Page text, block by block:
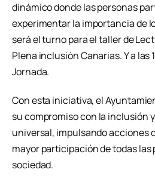
dinámico donde las personas
experimentar la importancia de
será el turno para el taller de
Plena inclusión Canarias. Y a las
Jornada.
Con esta iniciativa, el
su compromiso con la inclusión
universal, impulsando acciones
mayor participación de todas las
sociedad.